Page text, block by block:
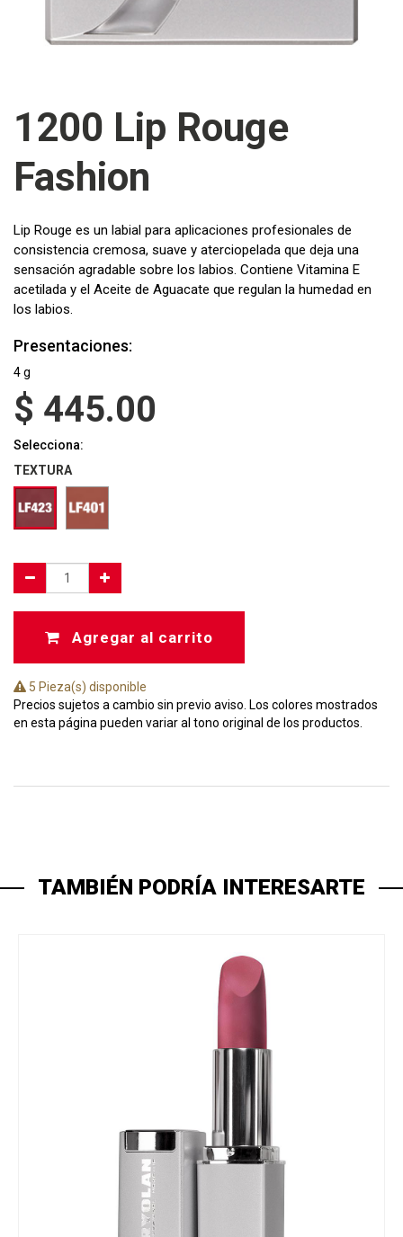
1200 Lip Rouge
Fashion
Lip Rouge es un labial para aplicaciones profesionales de
consistencia cremosa, suave y aterciopelada que deja una
sensación agradable sobre los labios. Contiene Vitamina E
acetilada y el Aceite de Aguacate que regulan la humedad en
los labios.
Presentaciones:
4 g
$ 445.00
Selecciona:
TEXTURA
Agregar al carrito
5 Pieza(s) disponible
Precios sujetos a cambio sin previo aviso. Los colores mostrados
en esta página pueden variar al tono original de los productos.
TAMBIÉN PODRÍA INTERESARTE